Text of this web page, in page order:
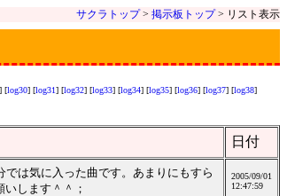
サクラトップ> 掲示板トップ> リスト表示
] [log30] [log31] [log32] [log33] [log34] [log35] [log36] [log37] [log38]
日付
は気に入った曲です。あまりにもすら
します＾＾；
2005/09/01
12:47:59